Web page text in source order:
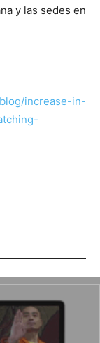
y las sedes en
increase-in-